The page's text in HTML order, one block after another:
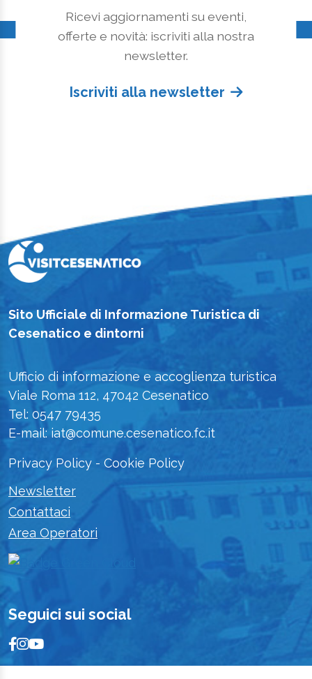
Ricevi aggiornamenti su eventi,
offerte e novità: iscriviti alla nostra
newsletter.
Iscriviti alla newsletter
Sito Ufficiale di Informazione Turistica di
Cesenatico e dintorni
Ufficio di informazione e accoglienza turistica
Viale Roma 112, 47042 Cesenatico
Tel: 0547 79435
E-mail: iat@comune.cesenatico.fc.it
Privacy Policy - Cookie Policy
Newsletter
Contattaci
Area Operatori
Seguici sui social